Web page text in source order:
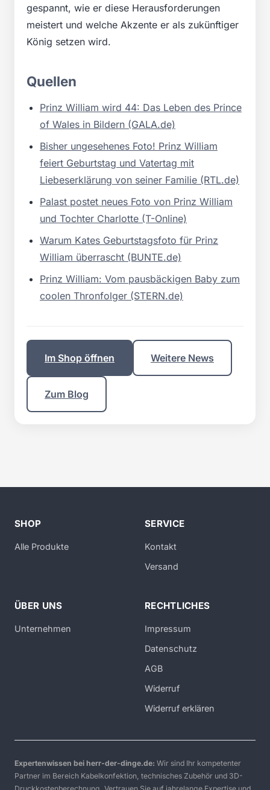
gespannt, wie er diese Herausforderungen
meistert und welche Akzente er als zukünftiger
König setzen wird.
Quellen
Prinz William wird 44: Das Leben des Prince
of Wales in Bildern (GALA.de)
Bisher ungesehenes Foto! Prinz William
feiert Geburtstag und Vatertag mit
Liebeserklärung von seiner Familie (RTL.de)
Palast postet neues Foto von Prinz William
und Tochter Charlotte (T-Online)
Warum Kates Geburtstagsfoto für Prinz
William überrascht (BUNTE.de)
Prinz William: Vom pausbäckigen Baby zum
coolen Thronfolger (STERN.de)
Im Shop öffnen Weitere News
Zum Blog
SHOP
Alle Produkte
SERVICE
Kontakt
Versand
ÜBER UNS
Unternehmen
RECHTLICHES
Impressum
Datenschutz
AGB
Widerruf
Widerruf erklären
Expertenwissen bei herr-der-dinge.de: Wir sind Ihr kompetenter
Partner im Bereich Kabelkonfektion, technisches Zubehör und 3D-